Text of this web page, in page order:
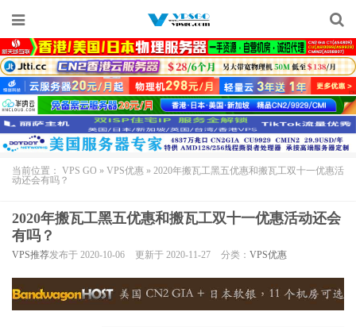
当前位置： VPS GO » VPS优惠 » 2020年搬瓦工黑五优惠和搬瓦工双十一优惠活
动还会有吗？
2020年搬瓦工黑五优惠和搬瓦工双十一优惠活动还会
有吗？
VPS推荐发布于 2020-10-06 更新于 2020-11-27 分类： VPS优惠